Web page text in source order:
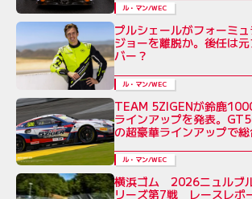
ル・マン/WEC
プルシェールがフォーミ
ジョーを離脱か。後任は
バー？
ル・マン/WEC
TEAM 5ZIGENが鈴鹿
ラインアップを発表。
の超豪華ラインアップで
ル・マン/WEC
横浜ゴム 2026ニュルブ
リーズ第7戦 レースレポ